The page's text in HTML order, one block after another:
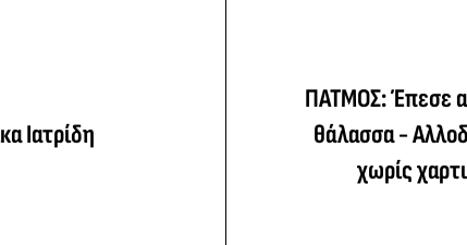
Ιατρίδη
ΠΑΤΜΟΣ: Έπεσε
θάλασσα -
χωρίς